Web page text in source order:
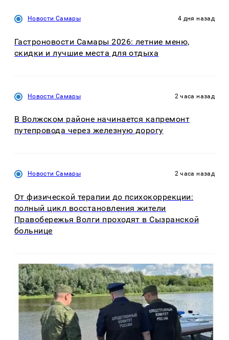
Новости Самары 4 дня назад
Гастроновости Самары 2026: летние меню,
скидки и лучшие места для отдыха
Новости Самары 2 часа назад
В Волжском районе начинается капремонт
путепровода через железную дорогу
Новости Самары 2 часа назад
От физической терапии до психокоррекции:
полный цикл восстановления жители
Правобережья Волги проходят в Сызранской
больнице